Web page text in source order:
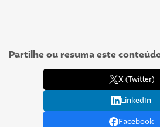
Partilhe ou resuma este
X (Twitter)
LinkedIn
Facebook